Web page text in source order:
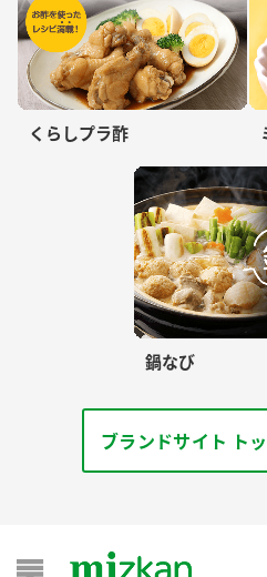
くらしプラ酢
鍋なび
ブランドサイト ト